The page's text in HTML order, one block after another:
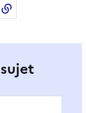
LinkedInpar email